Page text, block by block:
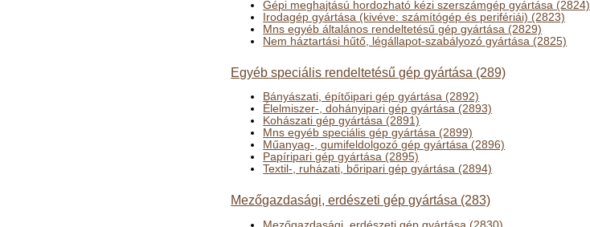
Gépi meghajtású hordozható kézi szerszámgép gyártása (2824)
Irodagép gyártása (kivéve: számítógép és perifériái) (2823)
Mns egyéb általános rendeltetésű gép gyártása (2829)
Nem háztartási hűtő, légállapot-szabályozó gyártása (2825)
Egyéb speciális rendeltetésű gép gyártása (289)
Bányászati, építőipari gép gyártása (2892)
Élelmiszer-, dohányipari gép gyártása (2893)
Kohászati gép gyártása (2891)
Mns egyéb speciális gép gyártása (2899)
Műanyag-, gumifeldolgozó gép gyártása (2896)
Papíripari gép gyártása (2895)
Textil-, ruházati, bőripari gép gyártása (2894)
Mezőgazdasági, erdészeti gép gyártása (283)